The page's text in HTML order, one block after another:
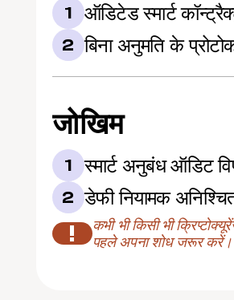
1 ऑडिटेड स्मार्ट
2 बिना अनुमति के
जोखिम
1 स्मार्ट अनुबंध ऑडिट
2 डेफी नियामक
!
कभी भी किसी भी
पहले अपना शोध जरूर करें।